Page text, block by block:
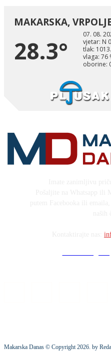
Makarska Danas © Copyright2026. by